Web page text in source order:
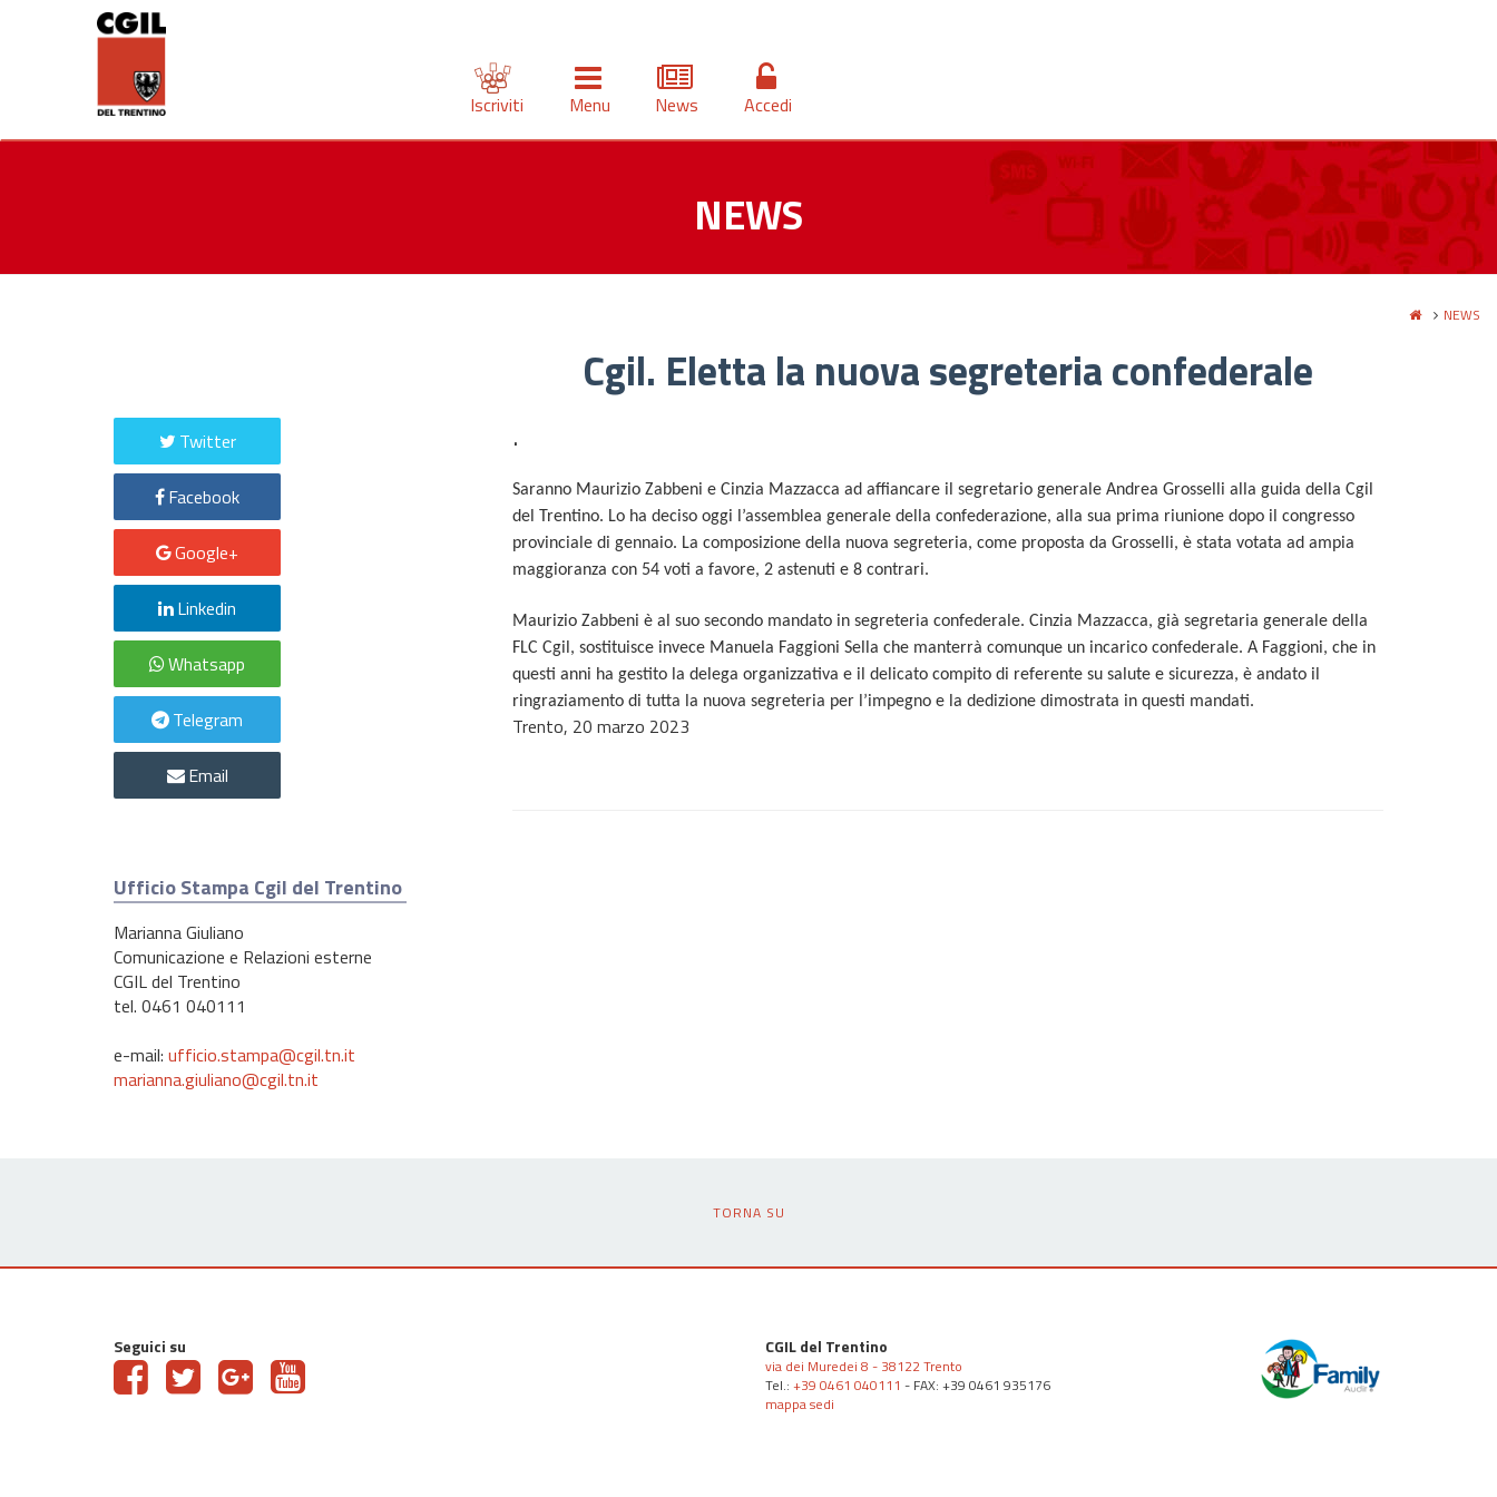
Iscriviti Menu News Accedi
NEWS
NEWS
Cgil. Eletta la nuova segreteria confederale
.
Saranno Maurizio Zabbeni e Cinzia Mazzacca ad affiancare il segretario generale Andrea Grosselli alla guida della Cgil
del Trentino. Lo ha deciso oggi l’assemblea generale della confederazione, alla sua prima riunione dopo il congresso
provinciale di gennaio. La composizione della nuova segreteria, come proposta da Grosselli, è stata votata ad ampia
maggioranza con 54 voti a favore, 2 astenuti e 8 contrari.
Maurizio Zabbeni è al suo secondo mandato in segreteria confederale. Cinzia Mazzacca, già segretaria generale della
FLC Cgil, sostituisce invece Manuela Faggioni Sella che manterrà comunque un incarico confederale. A Faggioni, che in
questi anni ha gestito la delega organizzativa e il delicato compito di referente su salute e sicurezza, è andato il
ringraziamento di tutta la nuova segreteria per l’impegno e la dedizione dimostrata in questi mandati.
Trento, 20 marzo 2023
Twitter
Facebook
Google+
Linkedin
Whatsapp
Telegram
Email
Ufficio Stampa Cgil del Trentino
Marianna Giuliano
Comunicazione e Relazioni esterne
CGIL del Trentino
tel. 0461 040111
e-mail: ufficio.stampa@cgil.tn.it
marianna.giuliano@cgil.tn.it
TORNA SU
Seguici su CGIL del Trentino
via dei Muredei 8 - 38122 Trento
Tel.: +39 0461 040111 - FAX: +39 0461 935176
mappa sedi